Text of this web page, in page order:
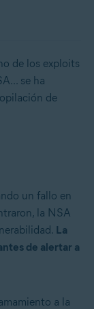
de los exploits
se ha
de
un fallo en
la NSA
La
de alertar a
a la